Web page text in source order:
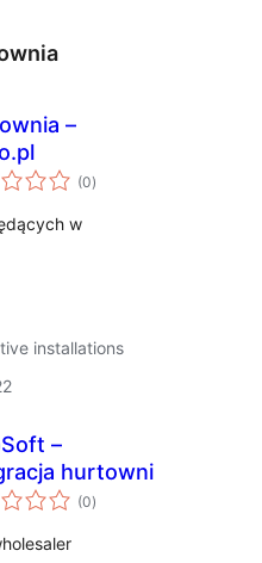
–
(0total
ratings
)
w
installations
–
hurtowni
(0total
ratings
)